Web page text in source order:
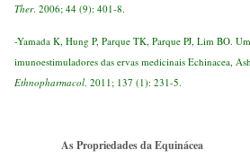
Ther. 2006; 44 (9): 401-8.
-Yamada K, Hung P, Parque TK, Parque PJ, Lim BO.
imunoestimuladores das ervas medicinais Echinacea,
Ethnopharmacol. 2011; 137 (1): 231-5.
As Propriedades da Equinácea